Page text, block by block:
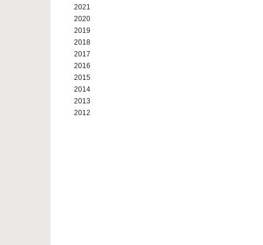
2021
2020
2019
2018
2017
2016
2015
2014
2013
2012